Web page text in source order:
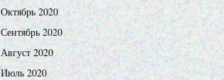
Октябрь 2020
Сентябрь 2020
Август 2020
Июль 2020